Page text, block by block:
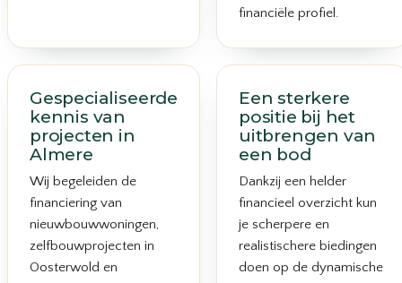
financiële profiel.
Gespecialiseerde
kennis van
projecten in
Almere
Wij begeleiden de
financiering van
nieuwbouwwoningen,
zelfbouwprojecten in
Oosterwold en
Een sterkere
positie bij het
uitbrengen van
een bod
Dankzij een helder
financieel overzicht kun
je scherpere en
realistischere biedingen
doen op de dynamische